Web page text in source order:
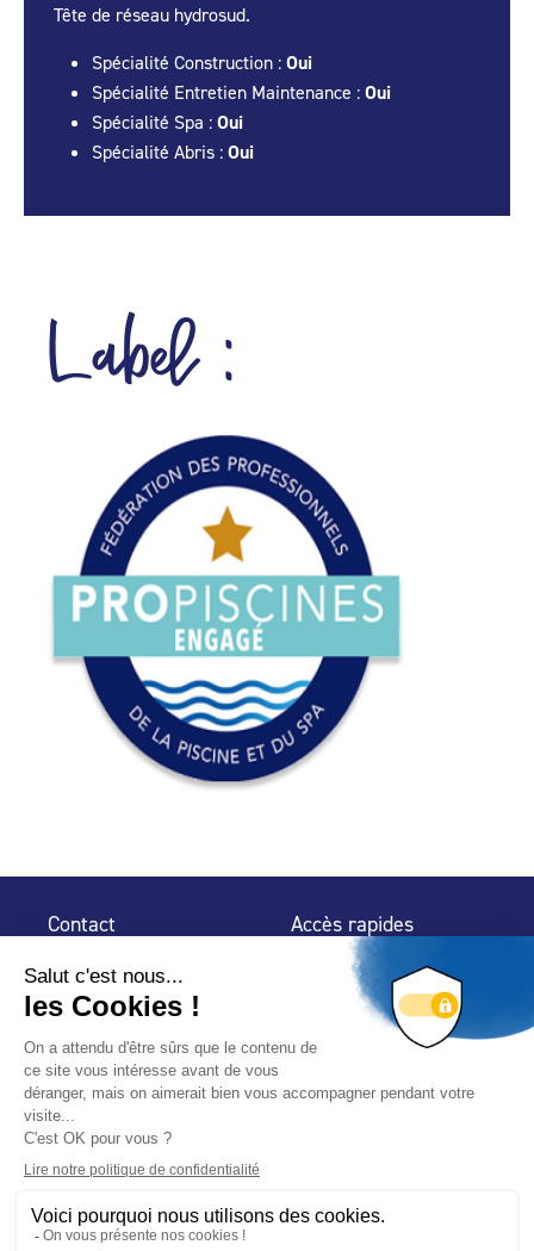
Tête de réseau hydrosud.
Spécialité Construction : Oui
Spécialité Entretien Maintenance : Oui
Spécialité Spa : Oui
Spécialité Abris : Oui
Label :
Contact
75 009 Paris
Accès rapides
Espace Presse
Trouver un
professionnel
Nous suivre